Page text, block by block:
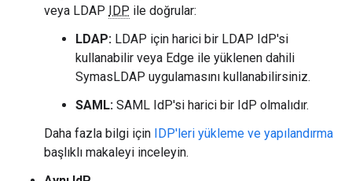
veya LDAP IDP ile doğrular:
LDAP: LDAP için harici bir LDAP IdP'si
kullanabilir veya Edge ile yüklenen dahili
SymasLDAP uygulamasını kullanabilirsiniz.
SAML: SAML IdP'si harici bir IdP olmalıdır.
Daha fazla bilgi için IDP'leri yükleme ve yapılandırma
başlıklı makaleyi inceleyin.